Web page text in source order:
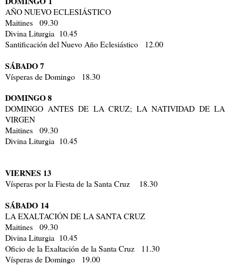
AÑO NUEVO ECLESIÁSTICO
Maitines 09.30
Divina Liturgia 10.45
Santificación del Nuevo Año Eclesiástico 12.00
SÁBADO 7
Vísperas de Domingo 18.30
DOMINGO 8
DOMINGO ANTES DE LA CRUZ; LA NATIVIDAD DE LA
VIRGEN
Maitines 09.30
Divina Liturgia 10.45
VIERNES 13
Vísperas por la Fiesta de la Santa Cruz 18.30
SÁBADO 14
LA EXALTACIÓN DE LA SANTA CRUZ
Maitines 09.30
Divina Liturgia 10.45
Oficio de la Exaltación de la Santa Cruz 11.30
Vísperas de Domingo 19.00